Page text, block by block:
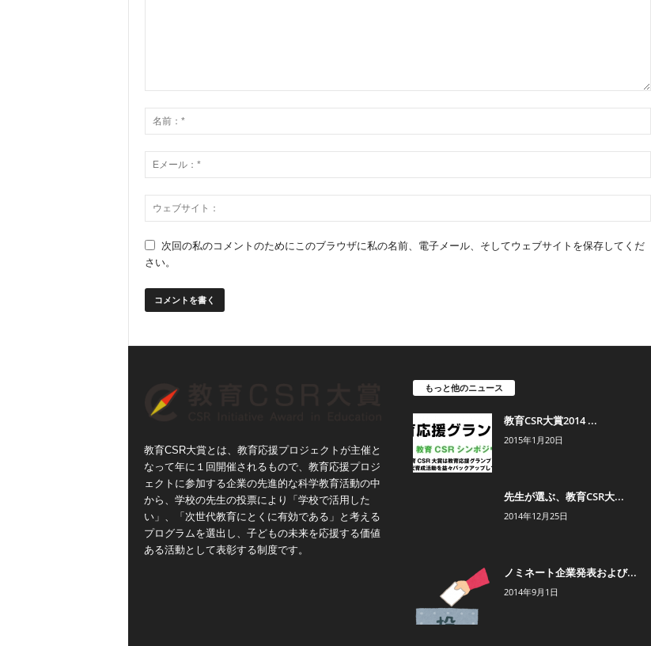
次回の私のコメントのためにこのブラウザに私の名前、電子メール、そしてウェブサイトを保存してくだ
さい。
教育CSR大賞とは、教育応援プロジェクトが主催と
なって年に１回開催されるもので、教育応援プロジ
ェクトに参加する企業の先進的な科学教育活動の中
から、学校の先生の投票により「学校で活用した
い」、「次世代教育にとくに有効である」と考える
プログラムを選出し、子どもの未来を応援する価値
ある活動として表彰する制度です。
もっと他のニュース
教育CSR大賞2014 ...
2015年1月20日
先生が選ぶ、教育CSR大...
2014年12月25日
ノミネート企業発表および...
2014年9月1日